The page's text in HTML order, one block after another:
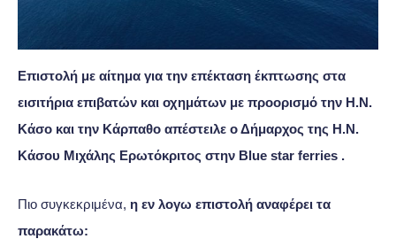
Επιστολή με αίτημα για την επέκταση έκπτωσης στα
εισιτήρια επιβατών και οχημάτων με προορισμό την Η.Ν.
Κάσο και την Κάρπαθο απέστειλε ο Δήμαρχος της Η.Ν.
Κάσου Μιχάλης Ερωτόκριτος στην Blue star ferries .
Πιο συγκεκριμένα, η εν λογω επιστολή αναφέρει τα
παρακάτω: